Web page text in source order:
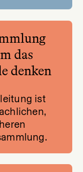
das
denken
ist